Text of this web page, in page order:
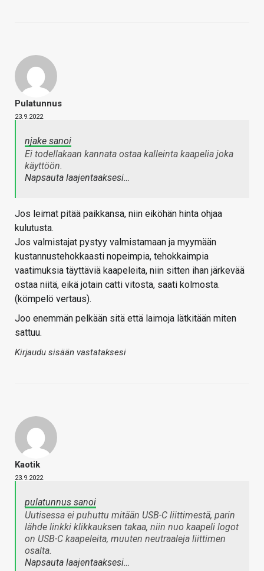
Pulatunnus
23.9.2022
njake sanoi
Ei todellakaan kannata ostaa kalleinta kaapelia joka
käyttöön.
Napsauta laajentaaksesi…
Jos leimat pitää paikkansa, niin eiköhän hinta ohjaa
kulutusta.
Jos valmistajat pystyy valmistamaan ja myymään
kustannustehokkaasti nopeimpia, tehokkaimpia
vaatimuksia täyttäviä kaapeleita, niin sitten ihan järkevää
ostaa niitä, eikä jotain catti vitosta, saati kolmosta.
(kömpelö vertaus).
Joo enemmän pelkään sitä että laimoja lätkitään miten
sattuu.
Kirjaudu sisään vastataksesi
Kaotik
23.9.2022
pulatunnus sanoi
Uutisessa ei puhuttu mitään USB-C liittimestä, parin
lähde linkki klikkauksen takaa, niin nuo kaapeli logot
on USB-C kaapeleita, muuten neutraaleja liittimen
osalta.
Napsauta laajentaaksesi…